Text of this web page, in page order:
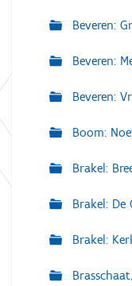
Beveren:
Beveren:
Beveren:
Boom:
Brakel:
Brakel: De
Brakel: